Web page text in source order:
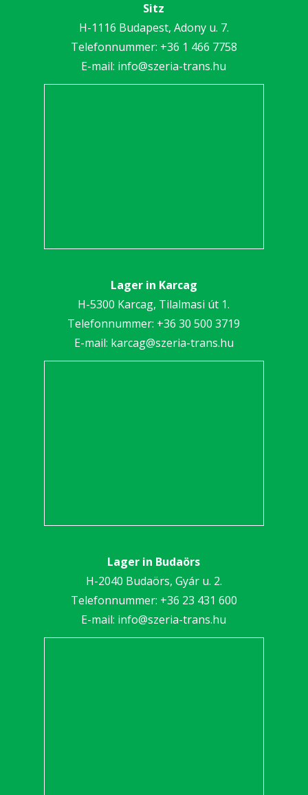
Sitz
H-1116 Budapest, Adony u. 7.
Telefonnummer: +36 1 466 7758
E-mail: info@szeria-trans.hu
Lager in Karcag
H-5300 Karcag, Tilalmasi út 1.
Telefonnummer: +36 30 500 3719
E-mail: karcag@szeria-trans.hu
Lager in Budaörs
H-2040 Budaörs, Gyár u. 2.
Telefonnummer: +36 23 431 600
E-mail: info@szeria-trans.hu